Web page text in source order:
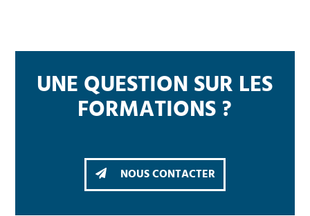
UNE QUESTION SUR LES
FORMATIONS ?
NOUS CONTACTER